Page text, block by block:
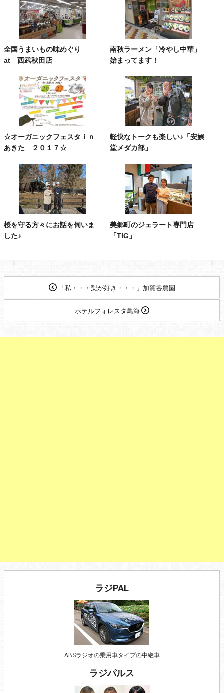
全国うまいもの味めぐり
at 西武秋田店
南秋ラーメン「冷やし中華」
始まってます！
☆オーガニックフェスタｉｎ
あきた ２０１７☆
軽快なトークも楽しい♪「安娯
堂メダカ部」
桜を守る方々にお話を伺いま
した♪
美郷町のジェラート専門店
「TIG」
「私・・・梨が好き・・・」加賀谷農園
ホテルフォレスタ鳥海
ラジPAL
ABSラジオの乗用車タイプの中継車
ラジパルス